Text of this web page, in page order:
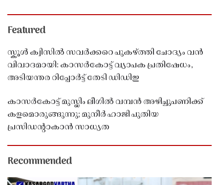
Featured
സ്കൂൾ ക്വിസിൽ സവർക്കറെ പുകഴ്ത്തി ചോദ്യം വൻ
വിവാദമായി: കാസർകോട്ട് വ്യാപക പ്രതിഷേധം,
അടിയന്തര റിപ്പോർട്ട് തേടി ഡിഡിഇ
കാസർകോട്ട് മുസ്ലിം ലീഗിൽ വമ്പൻ അഴിച്ചുപണിക്ക്
കളമൊരുങ്ങുന്നു; മുനീർ ഹാജി പുതിയ
പ്രസിഡൻ്റാകാൻ സാധ്യത
Recommended